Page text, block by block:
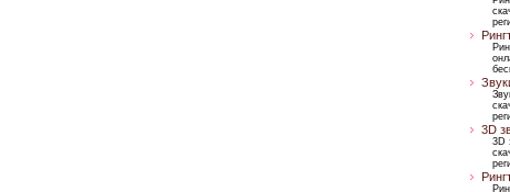
3D
3D